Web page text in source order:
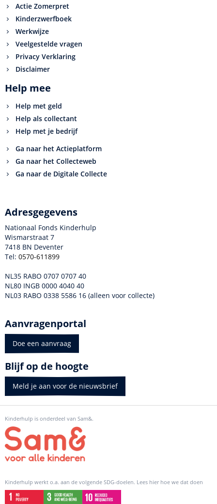
Actie Zomerpret
Kinderzwerfboek
Werkwijze
Veelgestelde vragen
Privacy Verklaring
Disclaimer
Help mee
Help met geld
Help als collectant
Help met je bedrijf
Ga naar het Actieplatform
Ga naar het Collecteweb
Ga naar de Digitale Collecte
Adresgegevens
Nationaal Fonds Kinderhulp
Wismarstraat 7
7418 BN Deventer
Tel: 0570-611899
NL35 RABO 0707 0707 40
NL80 INGB 0000 4040 40
NL03 RABO 0338 5586 16 (alleen voor collecte)
Aanvragenportal
Doe een aanvraag
Blijf op de hoogte
Meld je aan voor de nieuwsbrief
Kinderhulp is onderdeel van Sam&.
Kinderhulp werkt o.a. aan de volgende SDG-doelen. Lees hier hoe we dat doen